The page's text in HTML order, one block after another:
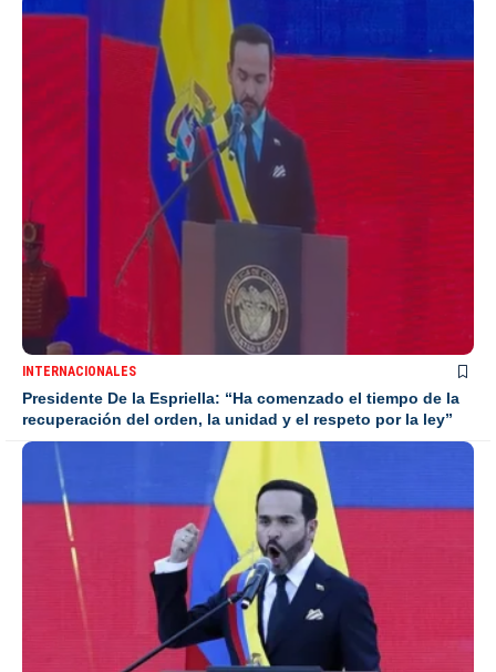
INTERNACIONALES
Presidente De la Espriella: “Ha comenzado el tiempo de la
recuperación del orden, la unidad y el respeto por la ley”